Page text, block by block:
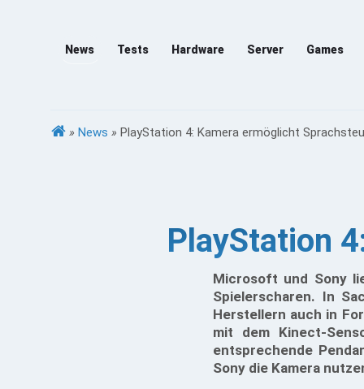
News Tests Hardware Server Games
» News » PlayStation 4: Kamera ermöglicht
PlayStation
Microsoft und Sony
Spielerscharen. In
Herstellern auch in
mit dem Kinect-
entsprechende
Sony die Kamera